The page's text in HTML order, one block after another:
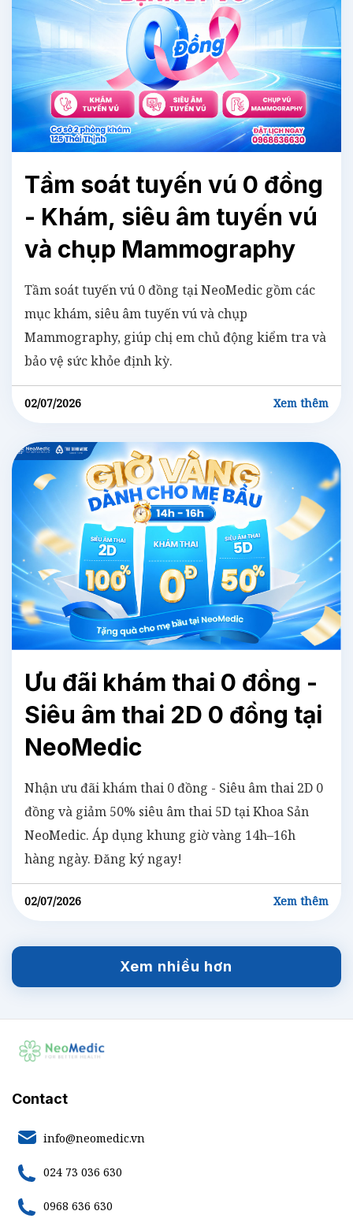
Tầm soát tuyến vú 0 đồng
- Khám, siêu âm tuyến vú
và chụp Mammography
Tầm soát tuyến vú 0 đồng tại NeoMedic gồm các
mục khám, siêu âm tuyến vú và chụp
Mammography, giúp chị em chủ động kiểm tra và
bảo vệ sức khỏe định kỳ.
02/07/2026 Xem thêm
Ưu đãi khám thai 0 đồng -
Siêu âm thai 2D 0 đồng tại
NeoMedic
Nhận ưu đãi khám thai 0 đồng - Siêu âm thai 2D 0
đồng và giảm 50% siêu âm thai 5D tại Khoa Sản
NeoMedic. Áp dụng khung giờ vàng 14h–16h
hàng ngày. Đăng ký ngay!
02/07/2026 Xem thêm
Xem nhiều hơn
Contact
info@neomedic.vn
024 73 036 630
0968 636 630